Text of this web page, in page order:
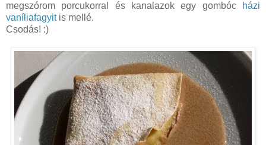
megszórom porcukorral és kanalazok egy gombóc
házi
vaníliafagyitis mellé.
Csodás! :)